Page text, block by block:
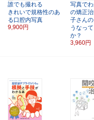
誰でも撮れる
きれいで規格性のあ
る口腔内写真
9,900円
写真で
の矯正
子さん
うなっ
か？
3,960円